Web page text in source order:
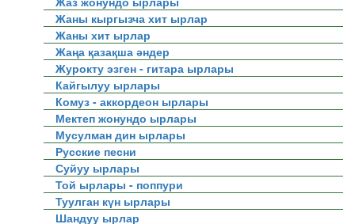
Жаны кыргызча хит ырлар
Жаны хит ырлар
Жаңа қазақша әндер
Журокту эзген - гитара ырлары
Кайгылуу ырлары
Комуз - аккордеон ырлары
Мектеп жонундо ырлары
Мусулман дин ырлары
Русские песни
Суйуу ырлары
Той ырлары - поппури
Туулган күн ырлары
Шандуу ырлар